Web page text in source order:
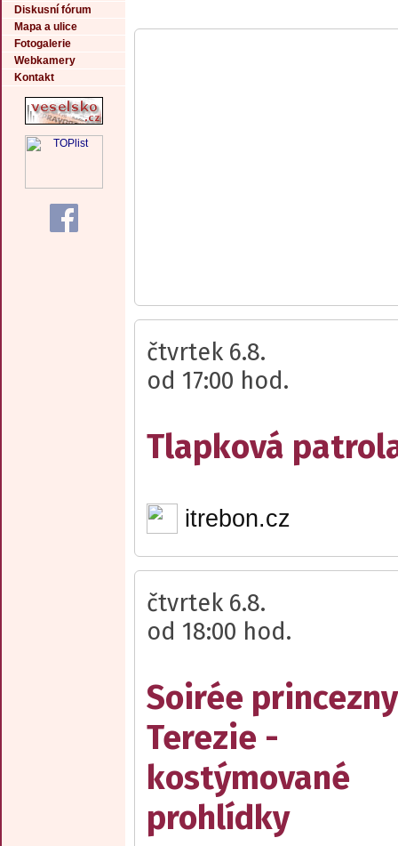
Diskusní fórum
Mapa a ulice
Fotogalerie
Webkamery
Kontakt
čtvrtek 6.8.
od 17:00 hod.
Tlapková
itrebon.cz
čtvrtek 6.8.
od 18:00 hod.
Soirée princezny
Terezie -
kostýmované
prohlídky